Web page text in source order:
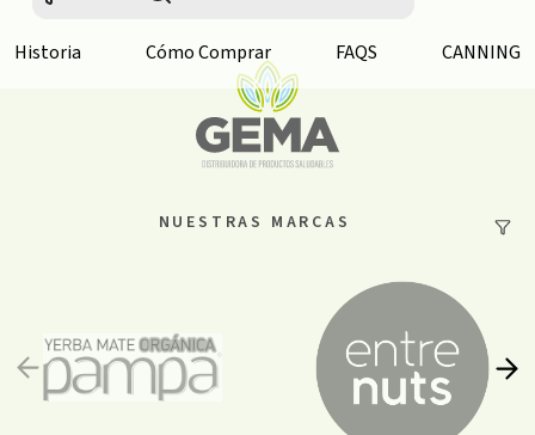
NUESTRAS MARCAS
Historia Cómo Comprar FAQS CANNING